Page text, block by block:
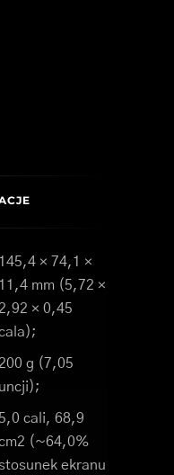
145,4 × 74,1 ×
11,4 mm (5,72 ×
2,92 × 0,45
200 g (7,05
uncji);
5,0 cali, 68,9
(~64,0%
ekranu